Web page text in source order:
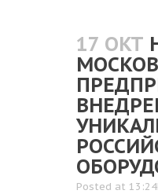
17 ОКТ
Posted at